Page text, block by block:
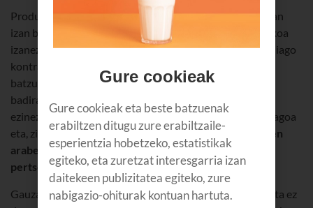
Produktuaren eta eskaintzaren malgutasunaere kontuan
izan behar da, aldaketak egin ahal izateko eta, beharrezkoa
izanez gero, zerbitzua bertan behera uzteko. Langile gehiago
kontratatzen baditut, zer kostu izango luke beste linea
batzuei alta emateak? Eta langile batzuk telelanean ari
badira? Erakunde baten beharrak ez dira estatikoak, eta
ezinezkoa da behar horiek aurreikustea. Hala ere, erosoagoa
eta, ziur aski, merkeagoa izango daerabiltzen dugunaren
arabera ordaindu dezakegun zerbitzu moldagarri eta
pertsonalizagarri batbaldin badugu.
Gauzak ez dira segurutzat jo behar; berariaz idatziz jasota ez
Gure cookieak
Gure cookieak eta beste batzuenak
erabiltzen ditugu zure erabiltzaile-
esperientzia hobetzeko, estatistikak
egiteko, eta zuretzat interesgarria izan
daitekeen publizitatea egiteko, zure
nabigazio-ohiturak kontuan hartuta.